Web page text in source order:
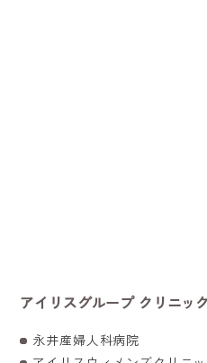
アイリスグループ クリニッ
永井産婦人科病院